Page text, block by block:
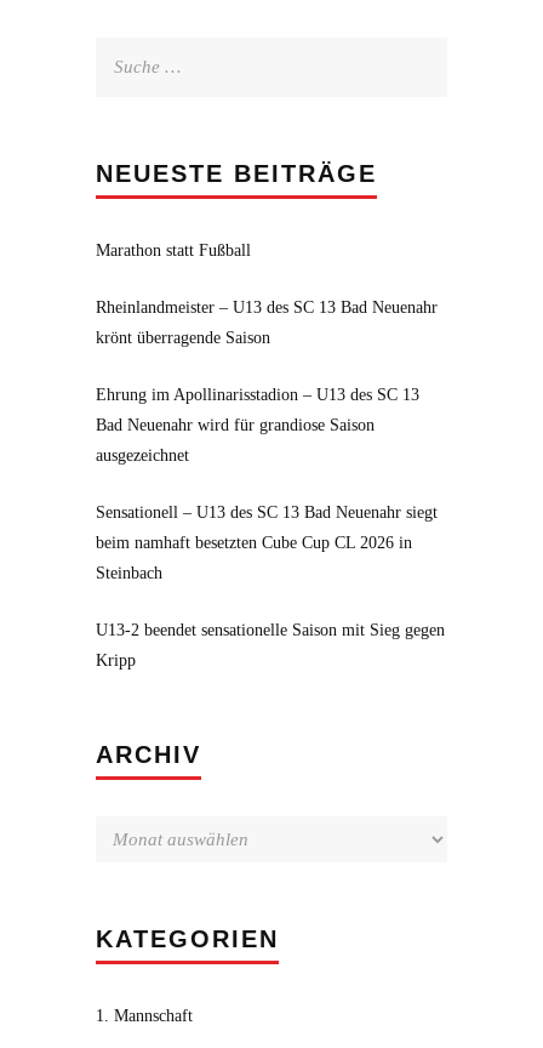
NEUESTE BEITRÄGE
Marathon statt Fußball
Rheinlandmeister – U13 des SC 13 Bad Neuenahr
krönt überragende Saison
Ehrung im Apollinarisstadion – U13 des SC 13
Bad Neuenahr wird für grandiose Saison
ausgezeichnet
Sensationell – U13 des SC 13 Bad Neuenahr siegt
beim namhaft besetzten Cube Cup CL 2026 in
Steinbach
U13-2 beendet sensationelle Saison mit Sieg gegen
Kripp
ARCHIV
KATEGORIEN
1. Mannschaft